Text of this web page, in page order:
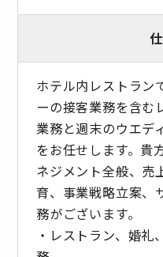
ホテル内レストラン
ーの接客業務を含む
業務と週末のウエデ
をお任せします。貴
ネジメント全般、売
育、事業戦略立案、
務がございます。
・レストラン、婚